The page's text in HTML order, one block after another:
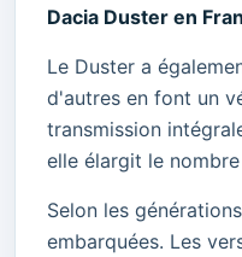
Dacia Duster en
Le Duster a
d'autres en font un
transmission
elle élargit le
Selon les
embarquées. Les